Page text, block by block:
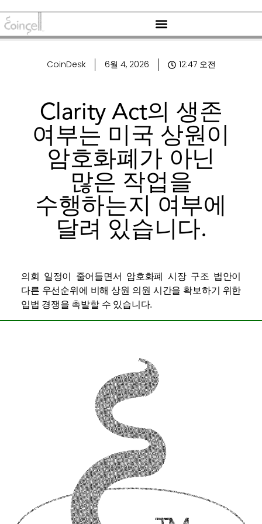
CoinDesk 6월 4, 2026 12:47 오전
Clarity Act의 생존
여부는 미국 상원이
암호화폐가 아닌
많은 작업을
수행하는지 여부에
달려 있습니다.
의회 일정이 줄어들면서 암호화폐 시장 구조 법안이
다른 우선순위에 비해 상원 의원 시간을 확보하기 위한
입법 경쟁을 촉발할 수 있습니다.